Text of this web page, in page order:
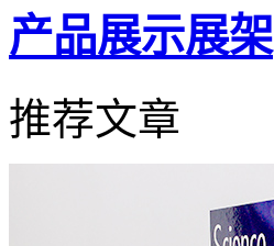
产品展示展架
推荐文章